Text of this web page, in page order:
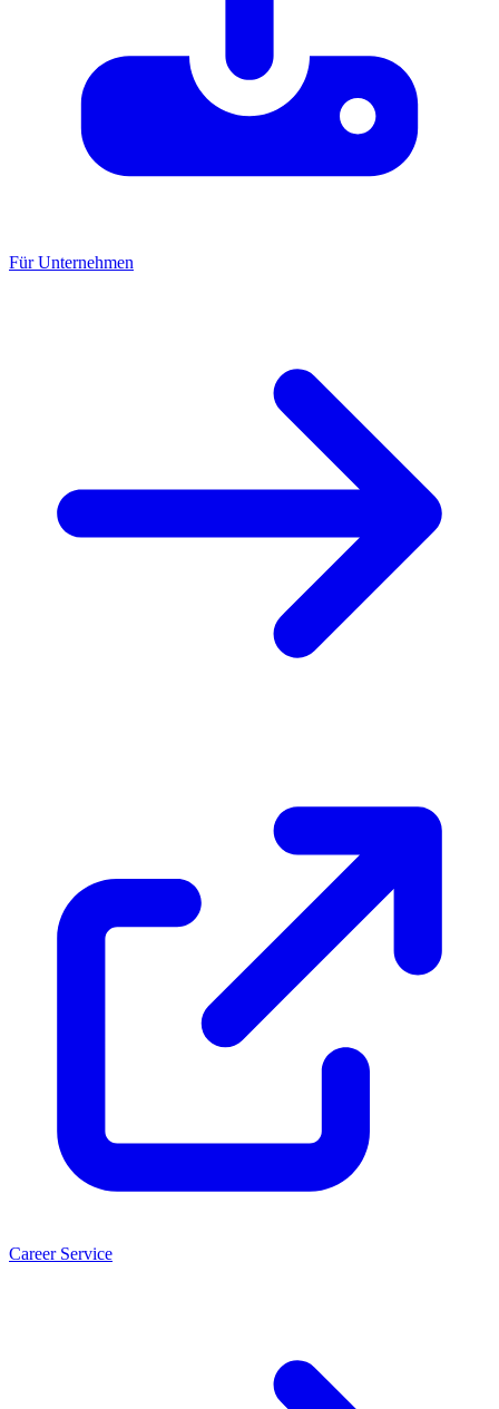
Für Unternehmen
Career Service